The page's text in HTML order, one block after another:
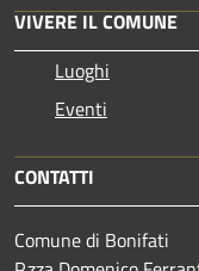
VIVERE IL COMUNE
Luoghi
Eventi
CONTATTI
Comune di Bonifati